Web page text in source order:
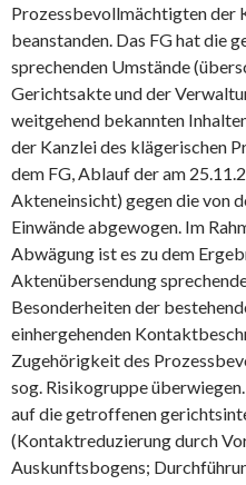
Prozessbevollmächtigten der
beanstanden. Das FG hat die
sprechenden Umstände
Gerichtsakte und der
weitgehend bekannten
der Kanzlei des klägerischen
dem FG, Ablauf der am
Akteneinsicht) gegen die von
Einwände abgewogen. Im
Abwägung ist es zu dem
Aktenübersendung
Besonderheiten der
einhergehenden
Zugehörigkeit des
sog. Risikogruppe
auf die getroffenen
(Kontaktreduzierung durch
Auskunftsbogens;